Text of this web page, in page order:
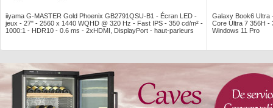
iiyama G-MASTER Gold Phoenix GB2791QSU-B1 - Écran LED -
jeux - 27" - 2560 x 1440 WQHD @ 320 Hz - Fast IPS - 350 cd/m² -
1000:1 - HDR10 - 0.6 ms - 2xHDMI, DisplayPort - haut-parleurs
Galaxy Book6 Ultra
Core Ultra 7 356H -
Windows 11 Pro